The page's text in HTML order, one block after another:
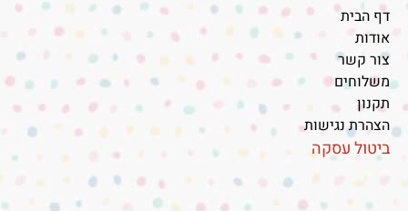
דף הבית
אודות
צור קשר
משלוחים
תקנון
הצהרת נגישות
ביטול עסקה